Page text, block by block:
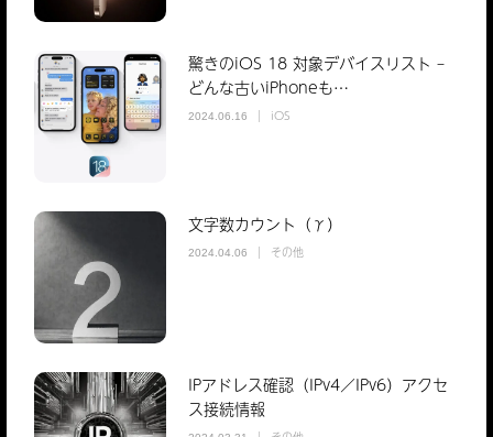
驚きのiOS 18 対象デバイスリスト –
どんな古いiPhoneも…
2024.06.16 iOS
文字数カウント（γ）
2024.04.06 その他
IPアドレス確認（IPv4／IPv6）アクセ
ス接続情報